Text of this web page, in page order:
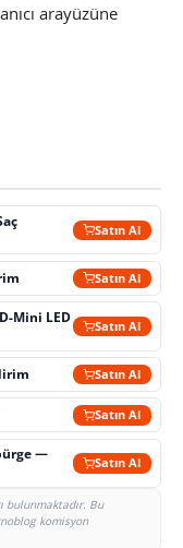
arayüzüne
Satın Al
Satın Al
Mini LED
Satın Al
Satın Al
Satın Al
—
Satın Al
bulunmaktadır. Bu
komisyon